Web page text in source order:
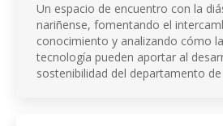
Un espacio de encuentro con la
nariñense, fomentando el
conocimiento y analizando cómo
tecnología pueden aportar al
sostenibilidad del departamento